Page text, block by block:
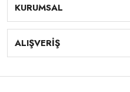
KURUMSAL
ALIŞVERİŞ